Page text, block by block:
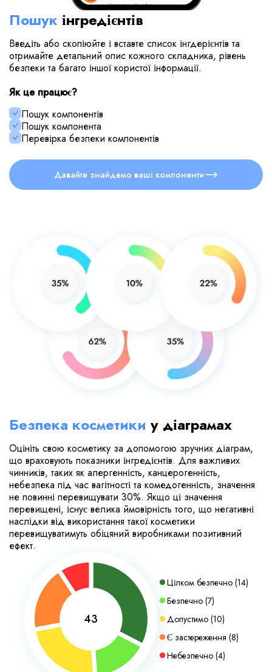
Пошук інгредієнтів
Введіть або скопіюйте і вставте список інгдерієнтів та
отримайте детальний опис кожного складника, рівень
безпеки та багато іншої користої інформації.
Як це працює?
Пошук компонентів
Пошук компонента
Перевірка безпеки компонентів
Давайте знайдемо ваші компоненти
Безпека косметики у діаграмах
Оцініть свою косметику за допомогою зручних діаграм,
що враховують показники інгредієнтів. Для важливих
чинників, таких як алергенність, канцерогенність,
небезпека під час вагітності та комедогенність, значення
не повинні перевищувати 30%. Якщо ці значення
перевищені, існує велика ймовірність того, що негативні
наслідки від використання такої косметики
перевищуватимуть обіцяний виробниками позитивний
ефект.
43
Цілком безпечно(14)
Безпечно(7)
Допустимо(10)
Є застереження (8)
Небезпечно(4)